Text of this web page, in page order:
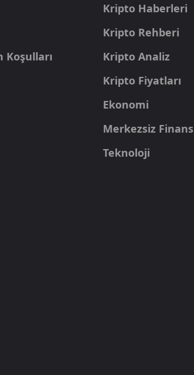
Koşulları
Kripto Haberleri
Kripto Rehberi
Kripto Analiz
Kripto Fiyatları
Ekonomi
Merkezsiz Finans
Teknoloji